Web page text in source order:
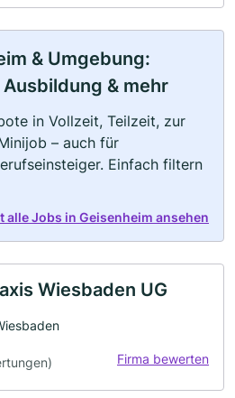
& Umgebung:
& mehr
in Vollzeit, Teilzeit, zur
– auch für
Einfach filtern
alle Jobs in Geisenheim ansehen
Wiesbaden UG
Firma bewerten